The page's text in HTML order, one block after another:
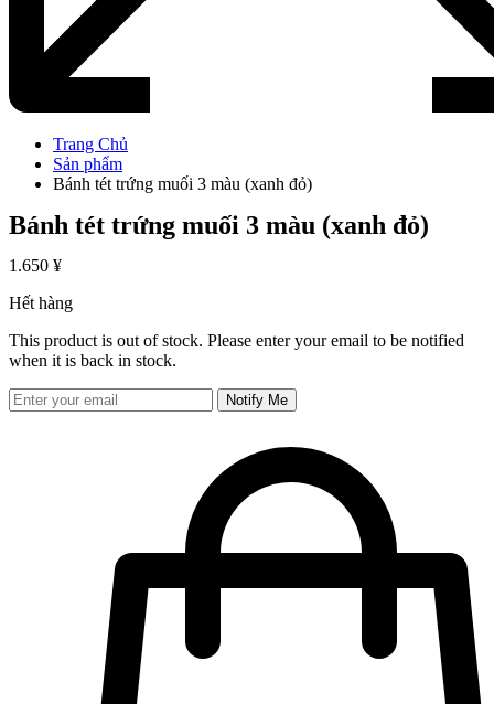
Trang Chủ
Sản phẩm
Bánh tét trứng muối 3 màu (xanh đỏ)
Bánh tét trứng muối 3 màu (xanh đỏ)
1.650 ¥
Hết hàng
This product is out of stock. Please enter your email to be notified
when it is back in stock.
Notify Me